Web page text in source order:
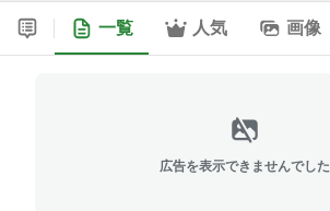
一覧 人気 画像
広告を表示できませんでした